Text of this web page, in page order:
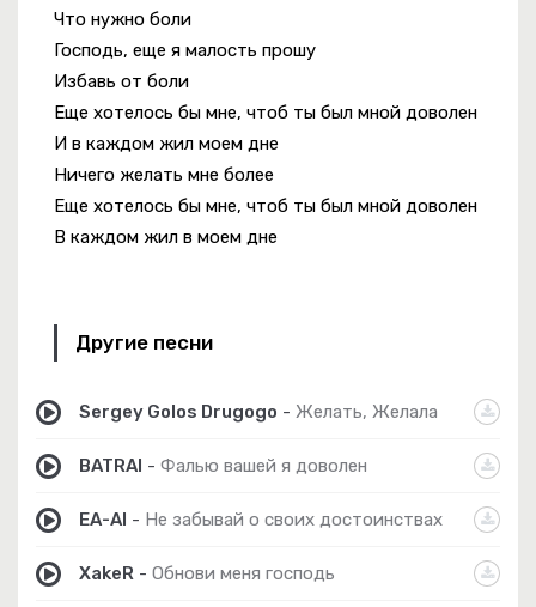
Что нужно боли
Господь, еще я малость прошу
Избавь от боли
Еще хотелось бы мне, чтоб ты был мной доволен
И в каждом жил моем дне
Ничего желать мне более
Еще хотелось бы мне, чтоб ты был мной доволен
В каждом жил в моем дне
Другие песни
Sergey Golos Drugogo - Желать, Желала
BATRAI - Фалью вашей я доволен
EA-AI - Не забывай о своих достоинствах
XakeR - Обнови меня господь